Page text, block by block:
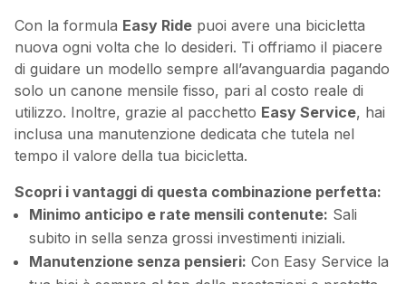
Con la formula Easy Ride puoi avere una bicicletta
nuova ogni volta che lo desideri. Ti offriamo il piacere
di guidare un modello sempre all’avanguardia pagando
solo un canone mensile fisso, pari al costo reale di
utilizzo. Inoltre, grazie al pacchetto Easy Service, hai
inclusa una manutenzione dedicata che tutela nel
tempo il valore della tua bicicletta.
Scopri i vantaggi di questa combinazione perfetta:
Minimo anticipo e rate mensili contenute: Sali
subito in sella senza grossi investimenti iniziali.
Manutenzione senza pensieri: Con Easy Service la